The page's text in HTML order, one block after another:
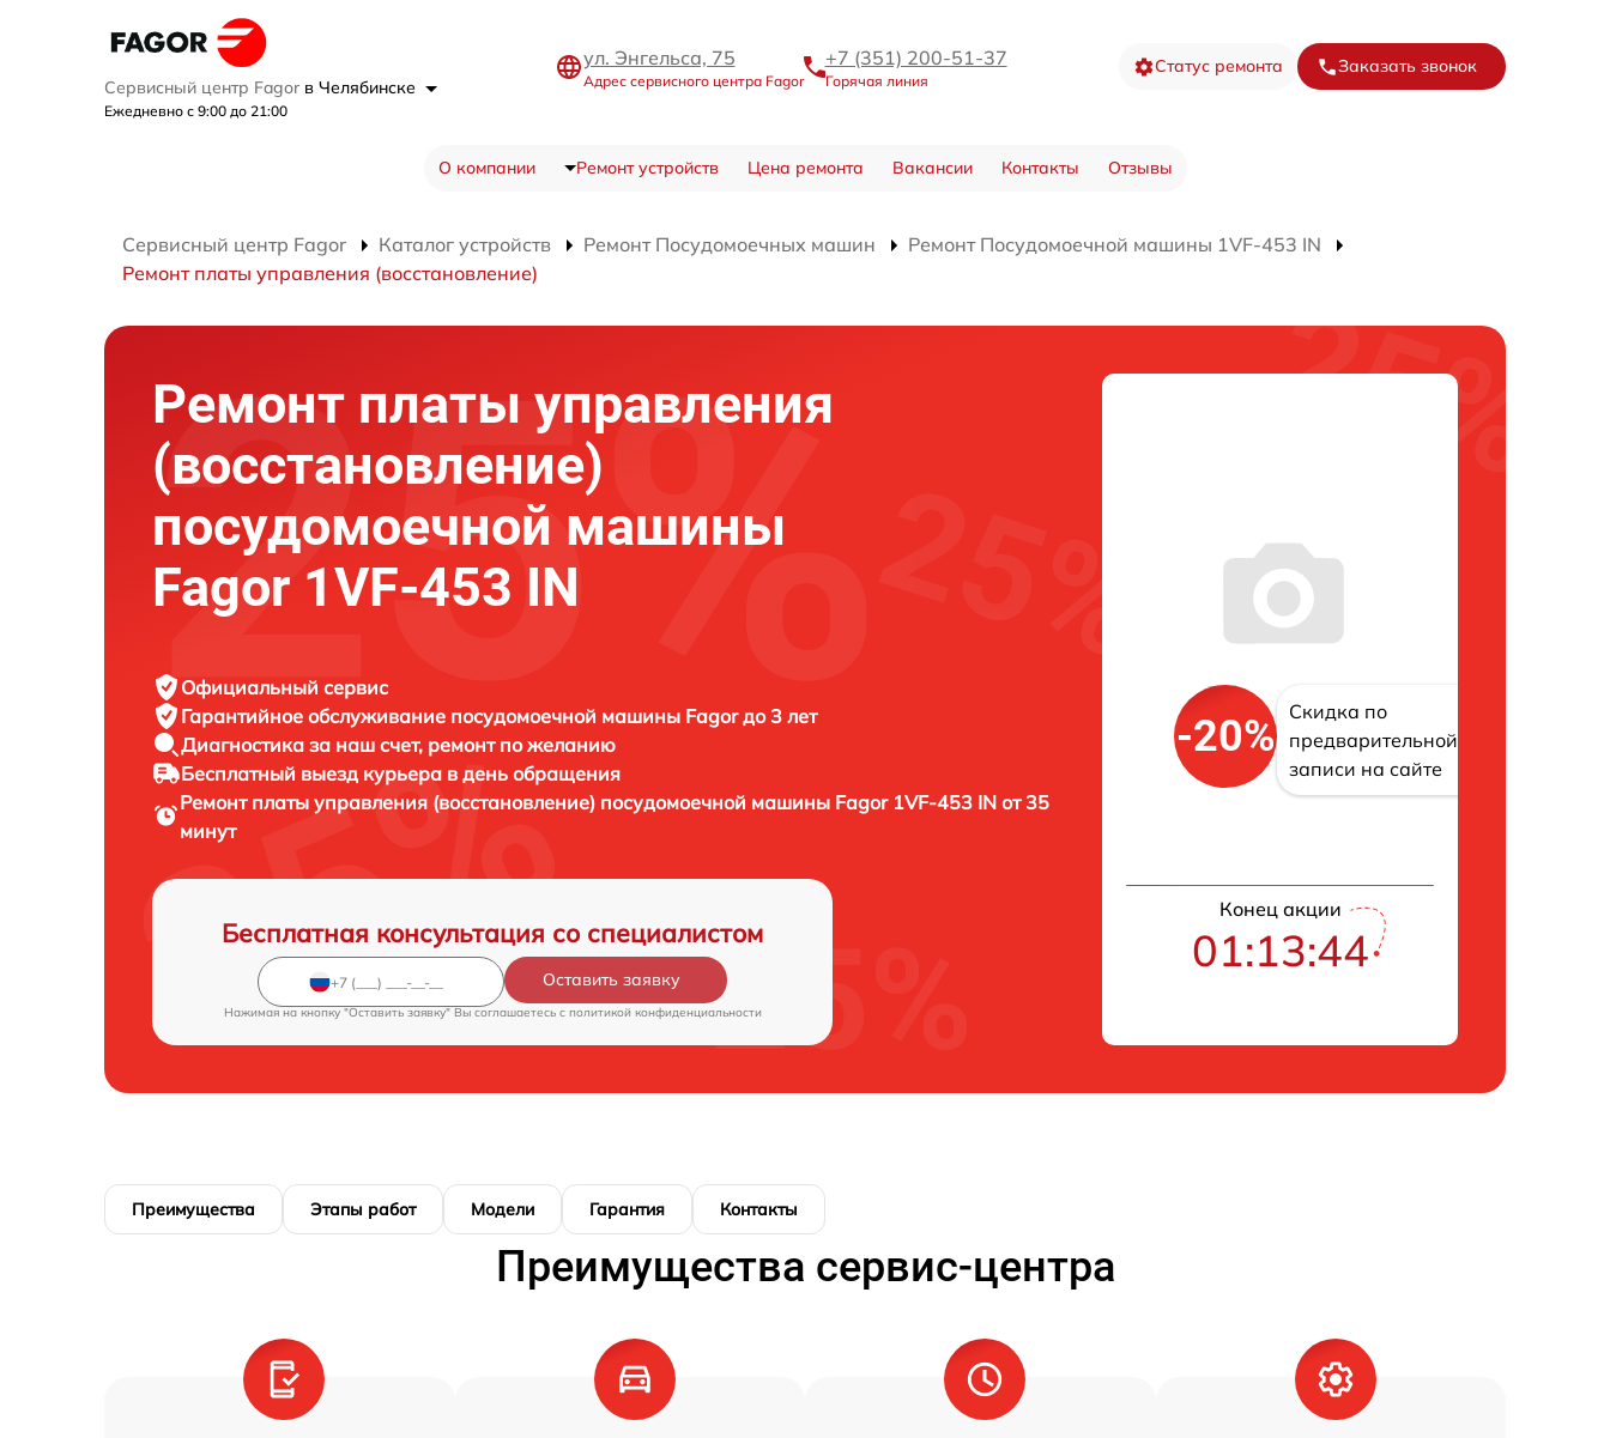
Сервисный центр Fagor в Челябинске
Ежедневно с 9:00 до 21:00
ул. Энгельса, 75
Адрес сервисного центра Fagor
+7 (351) 200-51-37
Горячая линия
Статус ремонта Заказать звонок
О компании Ремонт устройств Цена ремонта Вакансии Контакты Отзывы
Сервисный центр Fagor Каталог устройств Ремонт Посудомоечных машин
Ремонт Посудомоечной машины 1VF-453 IN
Ремонт платы управления (восстановление)
Ремонт платы управления
(восстановление)
посудомоечной машины
Fagor 1VF-453 IN
Официальный сервис
Гарантийное обслуживание посудомоечной машины Fagor до 3 лет
Диагностика за наш счет, ремонт по желанию
Бесплатный выезд курьера в день обращения
Ремонт платы управления (восстановление) посудомоечной машины Fagor 1VF-453 IN от 35
минут
Бесплатная консультация со специалистом
Оставить заявку
Нажимая на кнопку "Оставить заявку" Вы соглашаетесь c политикой конфиденциальности
-20%
Скидка по
предварительной
записи на сайте
Конец акции
01:13:43
Преимущества Этапы работ Модели Гарантия Контакты
Преимущества сервис-центра